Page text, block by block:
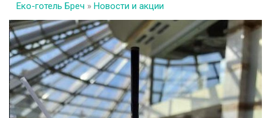
Еко-готель Бреч » Новости и акции